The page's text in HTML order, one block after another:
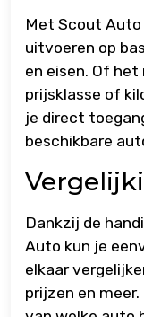
Met Scout
uitvoeren op
en eisen. Of
prijsklasse of
je direct
beschikbare
Dankzij de
Auto kun je
elkaar
prijzen en